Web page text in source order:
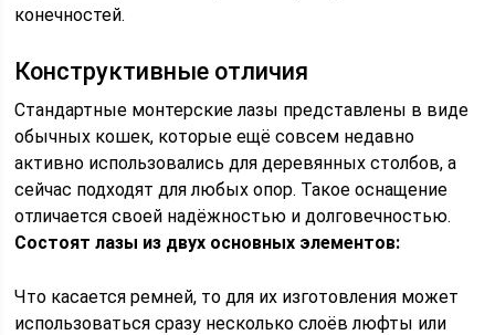
конечностей.
Конструктивные отличия
Стандартные монтерские лазы представлены в виде
обычных кошек, которые ещё совсем недавно
активно использовались для деревянных столбов, а
сейчас подходят для любых опор. Такое оснащение
отличается своей надёжностью и долговечностью.
Состоят лазы из двух основных элементов:
Что касается ремней, то для их изготовления может
использоваться сразу несколько слоёв люфты или